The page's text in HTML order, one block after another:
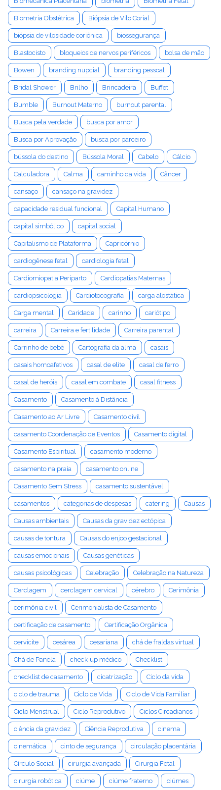
Biometria Obstétrica Biópsia de Vilo Corial
biópsia de vilosidade coriônica biossegurança
Blastocisto bloqueios de nervos periféricos bolsa de mão
Bowen branding nupcial branding pessoal
Bridal Shower Brilho Brincadeira Buffet
Bumble Burnout Materno burnout parental
Busca pela verdade busca por amor
Busca por Aprovação busca por parceiro
bússola do destino Bússola Moral Cabelo Cálcio
Calculadora Calma caminho da vida Câncer
cansaço cansaço na gravidez
capacidade residual funcional Capital Humano
capital simbólico capital social
Capitalismo de Plataforma Capricórnio
cardiogênese fetal cardiologia fetal
Cardiomiopatia Periparto Cardiopatias Maternas
cardiopsicologia Cardiotocografia carga alostática
Carga mental Caridade carinho cariótipo
carreira Carreira e fertilidade Carreira parental
Carrinho de bebê Cartografia da alma casais
casais homoafetivos casal de elite casal de ferro
casal de heróis casal em combate casal fitness
Casamento Casamento à Distância
Casamento ao Ar Livre Casamento civil
casamento Coordenação de Eventos Casamento digital
Casamento Espiritual casamento moderno
casamento na praia casamento online
Casamento Sem Stress casamento sustentável
casamentos categorias de despesas catering Causas
Causas ambientais Causas da gravidez ectópica
causas de tontura Causas do enjoo gestacional
causas emocionais Causas genéticas
causas psicológicas Celebração Celebração na Natureza
Cerclagem cerclagem cervical cérebro Cerimônia
cerimônia civil Cerimonialista de Casamento
certificação de casamento Certificação Orgânica
cervicite cesárea cesariana chá de fraldas virtual
Chá de Panela check-up médico Checklist
checklist de casamento cicatrização Ciclo da vida
ciclo de trauma Ciclo de Vida Ciclo de Vida Familiar
Ciclo Menstrual Ciclo Reprodutivo Ciclos Circadianos
ciência da gravidez Ciência Reprodutiva cinema
cinemática cinto de segurança circulação placentária
Círculo Social cirurgia avançada Cirurgia Fetal
cirurgia robótica ciúme ciúme fraterno ciúmes